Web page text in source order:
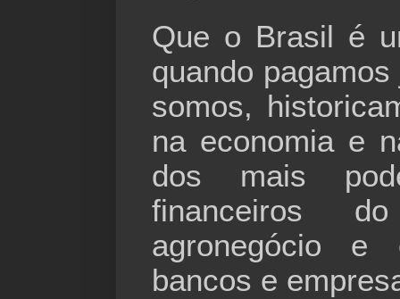
Que o Brasil é
quando
somos,
na economia e
dos mais
financeiros
agronegócio e
bancos e